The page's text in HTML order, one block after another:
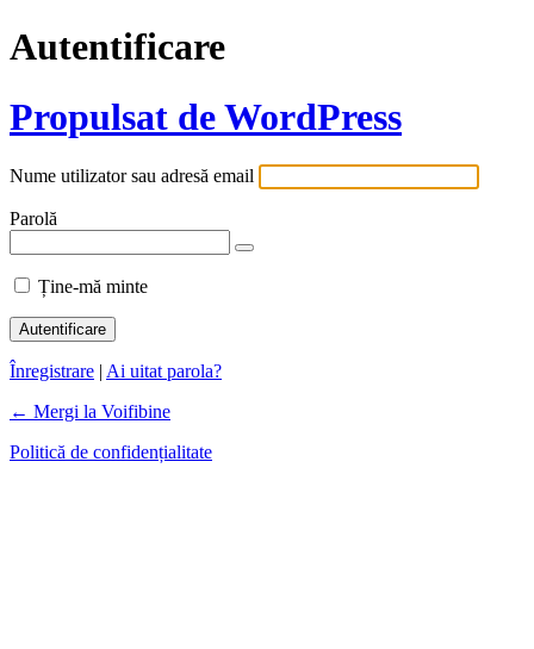
Autentificare
Propulsat de WordPress
Nume utilizator sau adresă email
Parolă
Ține-mă minte
Înregistrare | Ai uitat parola?
← Mergi la Voifibine
Politică de confidențialitate